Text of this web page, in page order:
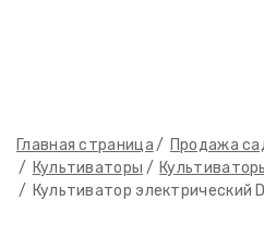
Главная страница
Продажа
Культиваторы
Культиватор электрический